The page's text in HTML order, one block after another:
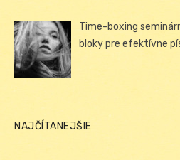
Time-boxing
bloky pre efektívne
NAJČÍTANEJŠIE